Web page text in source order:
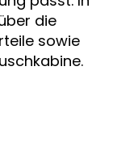
die
sowie